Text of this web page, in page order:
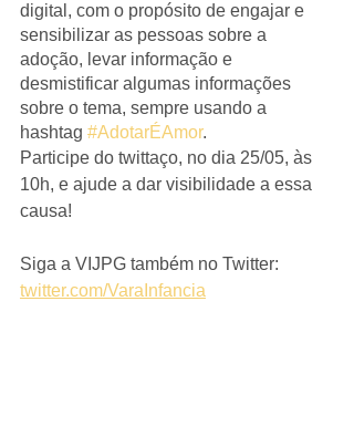
digital, com o propósito de engajar e
sensibilizar as pessoas sobre a
adoção, levar informação e
desmistificar algumas informações
sobre o tema, sempre usando a
hashtag #AdotarÉAmor.
Participe do twittaço, no dia 25/05, às
10h, e ajude a dar visibilidade a essa
causa!
Siga a VIJPG também no Twitter:
twitter.com/VaraInfancia